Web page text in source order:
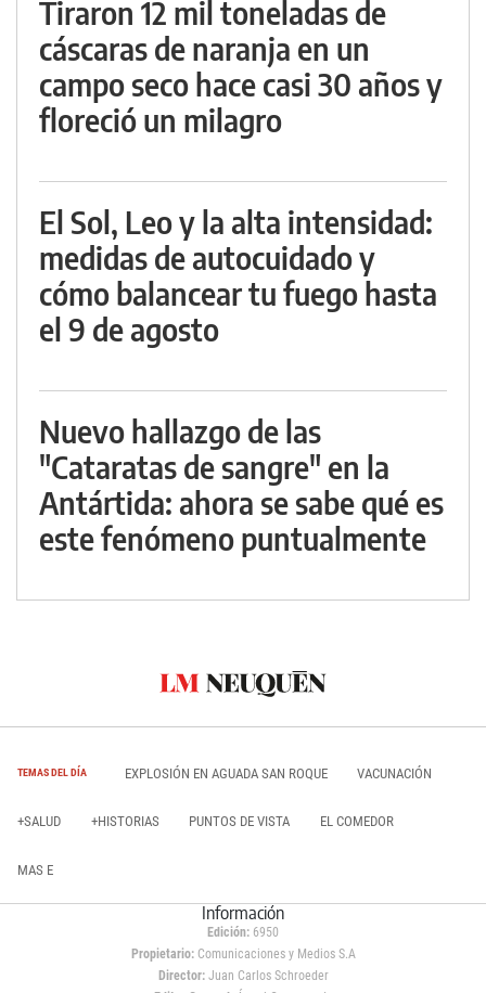
Tiraron 12 mil toneladas de
cáscaras de naranja en un
campo seco hace casi 30 años y
floreció un milagro
El Sol, Leo y la alta intensidad:
medidas de autocuidado y
cómo balancear tu fuego hasta
el 9 de agosto
Nuevo hallazgo de las
"Cataratas de sangre" en la
Antártida: ahora se sabe qué es
este fenómeno puntualmente
TEMAS DEL DÍA EXPLOSIÓN EN AGUADA SAN ROQUE VACUNACIÓN
+SALUD +HISTORIAS PUNTOS DE VISTA EL COMEDOR
MAS E
Información
Edición: 6950
Propietario:Comunicaciones y Medios S.A
Director: Juan Carlos Schroeder